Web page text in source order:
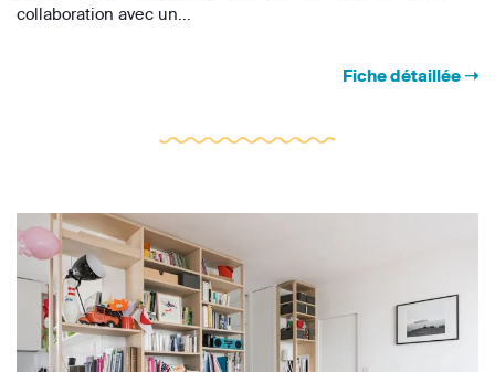
collaboration avec un...
Fiche détaillée ➝